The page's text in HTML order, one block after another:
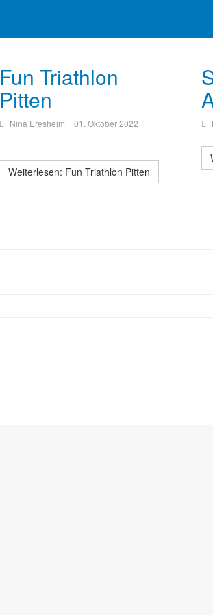
Fun Triathlon
Pitten
Nina Eresheim 01. Oktober 2022
Weiterlesen: Fun Triathlon Pitten